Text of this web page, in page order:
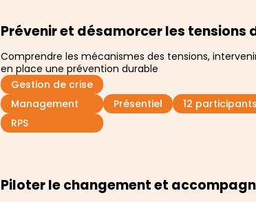
Prévenir et désamorcer les tensions
Comprendre les mécanismes des tensions,
en place une prévention durable
Gestion de crise
Management
RPS
Présentiel 12
Piloter le changement et